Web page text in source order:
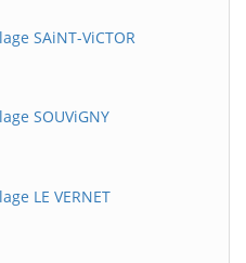
SAiNT-ViCTOR
SOUViGNY
LE VERNET